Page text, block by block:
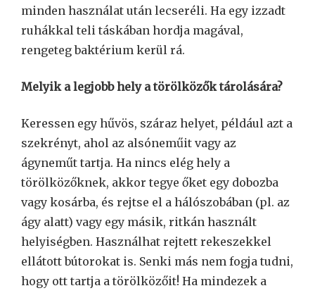
minden használat után lecseréli. Ha egy izzadt
ruhákkal teli táskában hordja magával,
rengeteg baktérium kerül rá.
Melyik a legjobb hely a törölközők tárolására?
Keressen egy hűvös, száraz helyet, például azt a
szekrényt, ahol az alsóneműit vagy az
ágyneműt tartja. Ha nincs elég hely a
törölközőknek, akkor tegye őket egy dobozba
vagy kosárba, és rejtse el a hálószobában (pl. az
ágy alatt) vagy egy másik, ritkán használt
helyiségben. Használhat rejtett rekeszekkel
ellátott bútorokat is. Senki más nem fogja tudni,
hogy ott tartja a törölközőit! Ha mindezek a